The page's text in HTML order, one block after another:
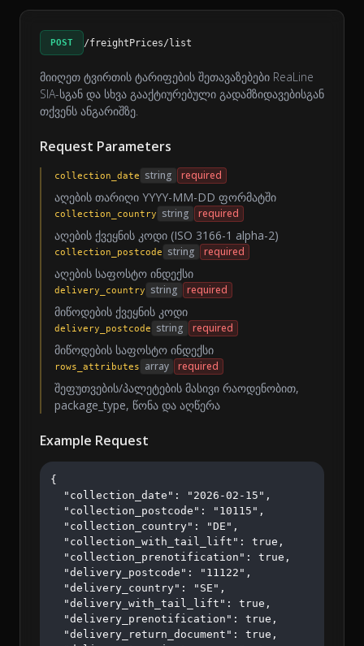
POST /freightPrices/list
მიიღეთ ტვირთის ტარიფების შეთავაზებები ReaLine
SIA-სგან და სხვა გააქტიურებული გადამზიდავებისგან
თქვენს ანგარიშზე.
Request Parameters
collection_date string required
აღების თარიღი YYYY-MM-DD ფორმატში
collection_country string required
აღების ქვეყნის კოდი (ISO 3166-1 alpha-2)
collection_postcode string required
აღების საფოსტო ინდექსი
delivery_country string required
მიწოდების ქვეყნის კოდი
delivery_postcode string required
მიწოდების საფოსტო ინდექსი
rows_attributes array required
შეფუთვების/პალეტების მასივი რაოდენობით,
package_type, წონა და აღწერა
Example Request
{
  "collection_date": "2026-02-15",
  "collection_postcode": "10115",
  "collection_country": "DE",
  "collection_with_tail_lift": true,
  "collection_prenotification": true,
  "delivery_postcode": "11122",
  "delivery_country": "SE",
  "delivery_with_tail_lift": true,
  "delivery_prenotification": true,
  "delivery_return_document": true,